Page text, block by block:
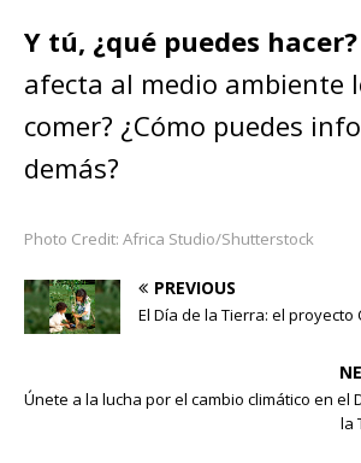
Y tú, ¿qué puedes hacer?
afecta al medio ambiente
comer? ¿Cómo puedes
demás?
Photo Credit: Africa Studio/Shutterstock
PREVIOUS
El Día de la Tierra: el proyecto
Únete a la lucha por el cambio climático en el
la